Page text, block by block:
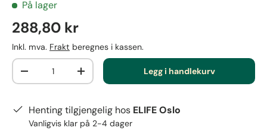
På lager
288,80 kr
Inkl. mva. Frakt beregnes i kassen.
Antall
+ Legg i handlekurv
Henting tilgjengelig hos ELIFE Oslo
Vanligvis klar på 2-4 dager